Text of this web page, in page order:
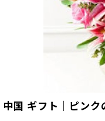
中国 ギフト｜ピンク